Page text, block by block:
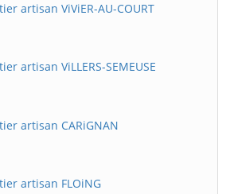
artisan ViViER-AU-COURT
artisan ViLLERS-SEMEUSE
artisan CARiGNAN
artisan FLOiNG